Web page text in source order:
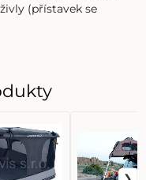
(přístavek se